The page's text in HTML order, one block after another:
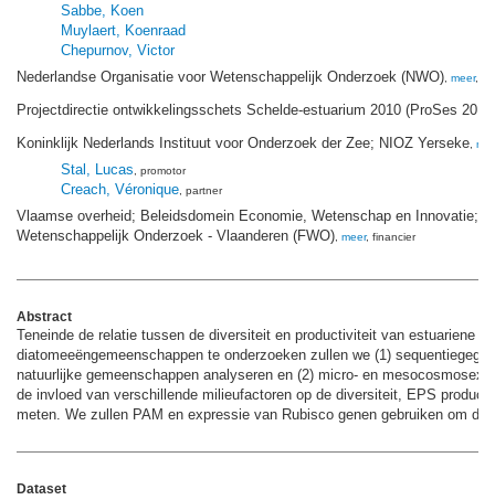
Sabbe, Koen
Muylaert, Koenraad
Chepurnov, Victor
Nederlandse Organisatie voor Wetenschappelijk Onderzoek (NWO) meer,
Projectdirectie ontwikkelingsschets Schelde-estuarium 2010 (ProSes
Koninklijk Nederlands Instituut voor Onderzoek der Zee; NIOZ Yerseke
Stal, Lucas , promotor
Creach, Véronique , partner
Vlaamse overheid; Beleidsdomein Economie, Wetenschap en Innovatie;
Wetenschappelijk Onderzoek - Vlaanderen (FWO) meer, financier
Abstract
Teneinde de relatie tussen de diversiteit en productiviteit van estuariene
diatomeeëngemeenschappen te onderzoeken zullen we (1)
natuurlijke gemeenschappen analyseren en (2) micro- en
de invloed van verschillende milieufactoren op de diversiteit, EPS
meten. We zullen PAM en expressie van Rubisco genen gebruiken om
Dataset